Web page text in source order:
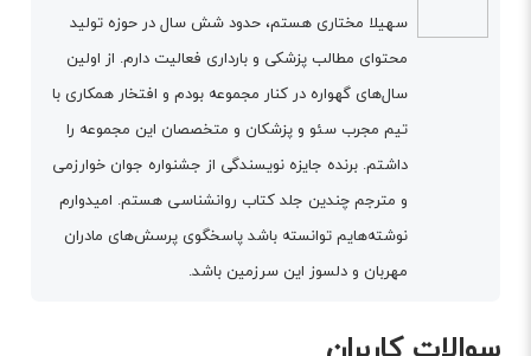
سهیلا مختاری هستم، حدود شش سال در حوزه تولید
محتوای مطالب پزشکی و بارداری فعالیت دارم. از اولین
سال‌های گهواره در کنار مجموعه بودم و افتخار همکاری با
تیم مجرب سئو و پزشکان و متخصصان این مجموعه را
داشتم. برنده جایزه نویسندگی از جشنواره جوان خوارزمی
و مترجم چندین جلد کتاب روانشناسی هستم. امیدوارم
نوشته‌هایم توانسته باشد پاسخگوی پرسش‌های مادران
مهربان و دلسوز این سرزمین باشد.